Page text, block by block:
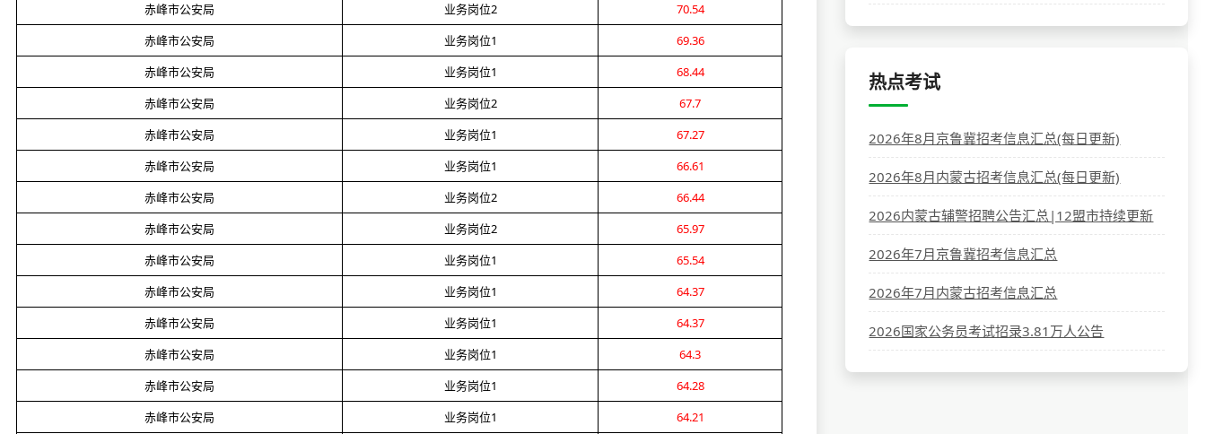
赤峰市公安局
业务岗位2
70.54
赤峰市公安局
业务岗位1
69.36
赤峰市公安局
业务岗位1
68.44
赤峰市公安局
业务岗位2
67.7
赤峰市公安局
业务岗位1
67.27
赤峰市公安局
业务岗位1
66.61
赤峰市公安局
业务岗位2
66.44
赤峰市公安局
业务岗位2
65.97
赤峰市公安局
业务岗位1
65.54
赤峰市公安局
业务岗位1
64.37
赤峰市公安局
业务岗位1
64.37
赤峰市公安局
业务岗位1
64.3
赤峰市公安局
业务岗位1
64.28
赤峰市公安局
业务岗位1
64.21
热点考试
2026年8月京鲁冀招考信息汇总(每日更新)
2026年8月内蒙古招考信息汇总(每日更新)
2026内蒙古辅警招聘公告汇总|12盟市持续更新
2026年7月京鲁冀招考信息汇总
2026年7月内蒙古招考信息汇总
2026国家公务员考试招录3.81万人公告